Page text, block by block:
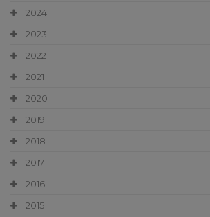
2024
2023
2022
2021
2020
2019
2018
2017
2016
2015